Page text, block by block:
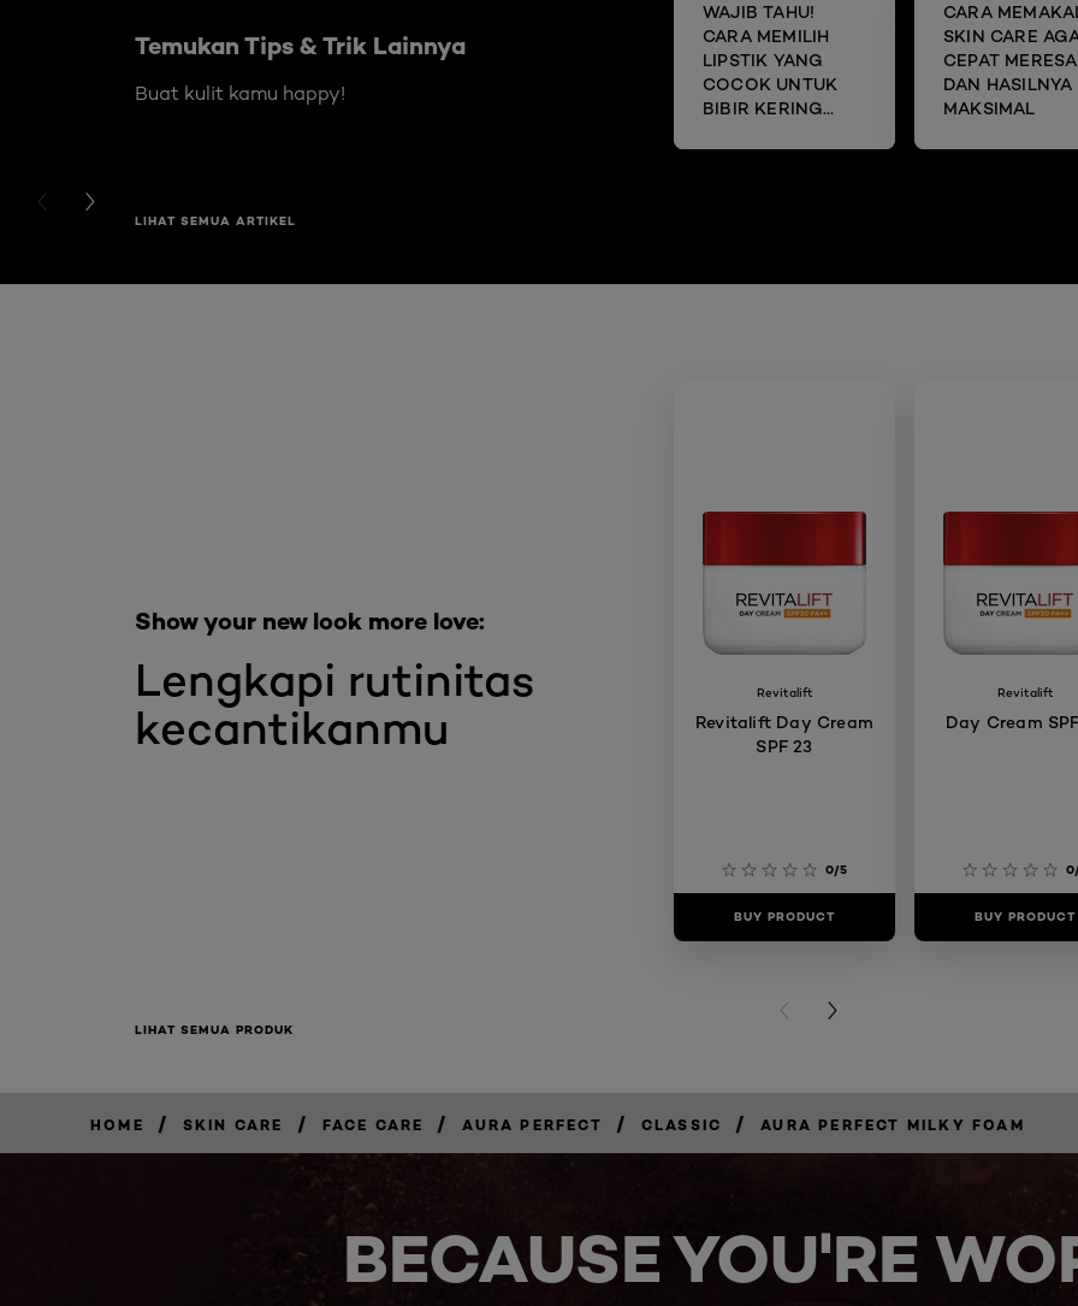
Temukan Tips & Trik Lainnya
Buat kulit kamu happy!
WAJIB TAHU!
CARA MEMILIH
LIPSTIK YANG
COCOK UNTUK
BIBIR KERING
CARA MEMAKAI
SKIN CARE
CEPAT
DAN HASILNYA
MAKSIMAL
PREVIOUS CARD
NEXT CARD
LIHAT SEMUA ARTIKEL
Lengkapi rutinitas
kecantikanmu
Show your new look more love:
Revitalift
Revitalift Day Cream
SPF 23
0/5
BUY PRODUCT
Revitalift
Day Cream
BUY PRODUCT
PREVIOUS CARD
NEXT CARD
LIHAT SEMUA PRODUK
HOME / SKIN CARE / FACE CARE / AURA PERFECT / CLASSIC / AURA PERFECT MILKY FOAM
BECAUSE YOU'RE